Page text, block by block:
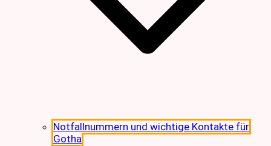
Notfallnummern und wichtige Kontakte für
Gotha